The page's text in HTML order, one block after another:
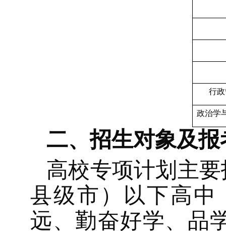
行
政治学
二、招生对象及报
高校专项计划主
县级市）以下高中
远、勤奋好学、品